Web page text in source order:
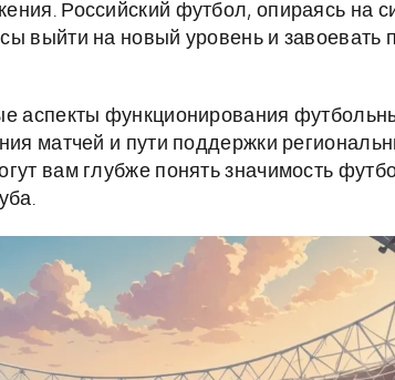
Российский футбол, опираясь на
выйти на новый уровень и завоевать
аспекты функционирования
матчей и пути поддержки
вам глубже понять значимость